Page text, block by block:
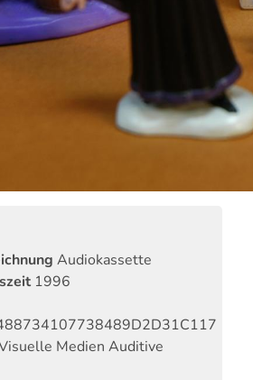
Audiokassette
1996
Medien Auditive